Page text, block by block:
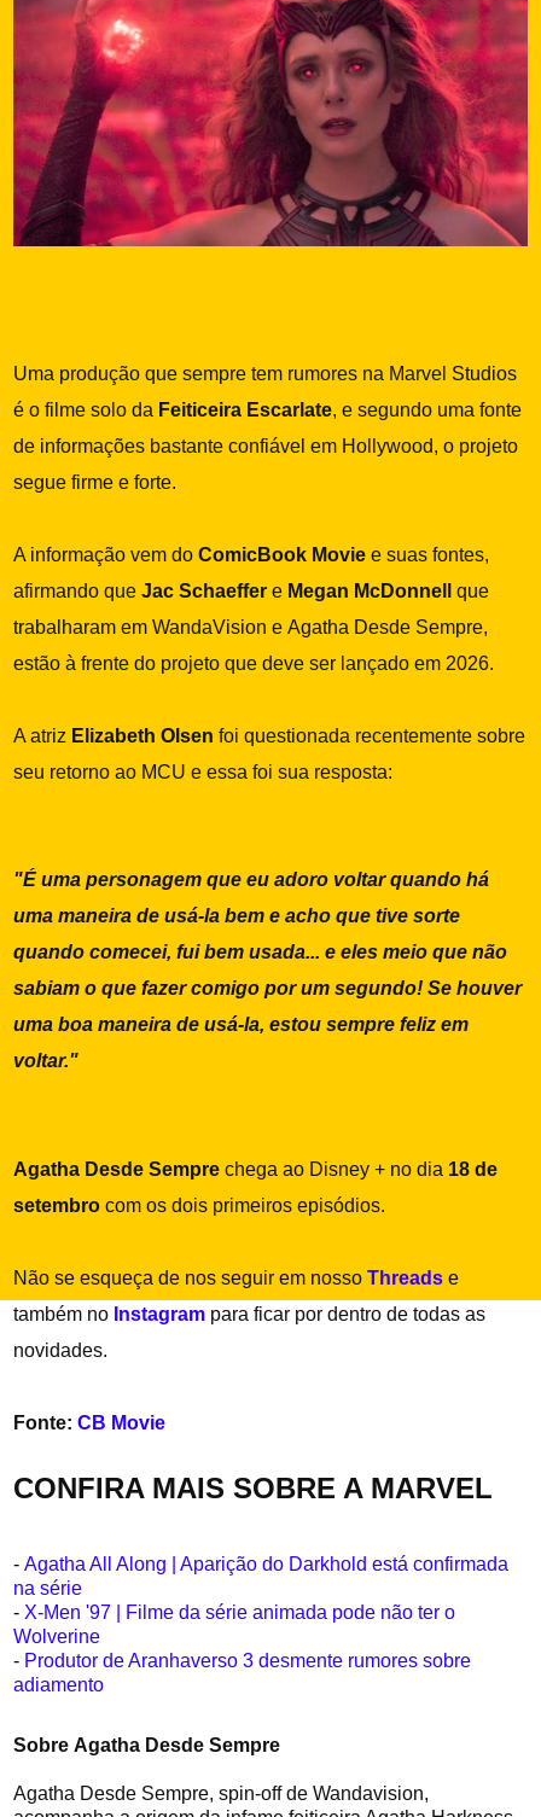
Uma produção que sempre tem rumores na Marvel Studios
é o filme solo da Feiticeira Escarlate, e segundo uma fonte
de informações bastante confiável em Hollywood, o projeto
segue firme e forte.
A informação vem doComicBook Movie e suas fontes,
afirmando queJac Schaeffer e Megan McDonnell
que
trabalharam em WandaVision e Agatha Desde Sempre,
estão à frente do projeto que deve ser lançado em 2026.
A atriz Elizabeth Olsen foi questionada recentemente sobre
seu retorno ao MCU e essa foi sua resposta:
"É uma personagem que eu adoro voltar quando há
uma maneira de usá-la bem e acho que tive sorte
quando comecei, fui bem usada... e eles meio que não
sabiam o que fazer comigo por um segundo! Se houver
uma boa maneira de usá-la, estou sempre feliz em
voltar."
Agatha Desde Sempre chega ao Disney + no dia 18 de
setembro com os dois primeiros episódios.
Não se esqueça de nos seguir em nossoThreads e
também no Instagram para ficar por dentro de todas as
novidades.
Fonte:CB Movie
CONFIRA MAIS SOBRE A MARVEL
-Agatha All Along | Aparição do Darkhold está confirmada
na série
- X-Men '97 | Filme da série animada pode não ter o
Wolverine
- Produtor de Aranhaverso 3 desmente rumores sobre
adiamento
Sobre Agatha Desde Sempre
Agatha Desde Sempre, spin-off de Wandavision,